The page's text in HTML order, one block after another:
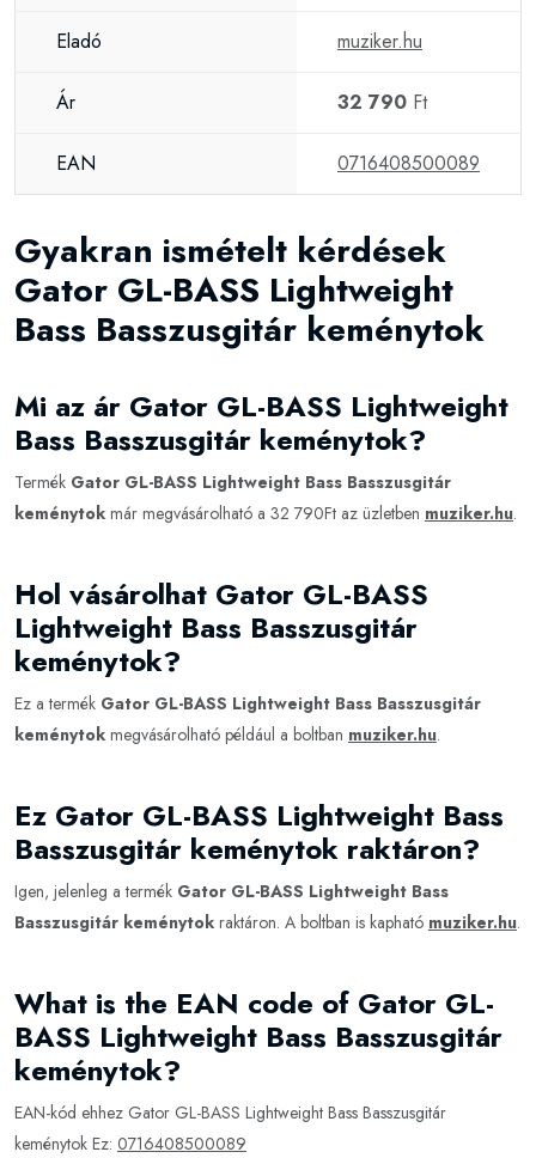
Eladó muziker.hu
Ár 32 790 Ft
EAN 0716408500089
Gyakran ismételt kérdések
Gator GL-BASS Lightweight
Bass Basszusgitár keménytok
Mi az ár Gator GL-BASS Lightweight
Bass Basszusgitár keménytok?
Termék Gator GL-BASS Lightweight Bass Basszusgitár
keménytok már megvásárolható a 32 790Ft az üzletben muziker.hu.
Hol vásárolhat Gator GL-BASS
Lightweight Bass Basszusgitár
keménytok?
Ez a termék Gator GL-BASS Lightweight Bass Basszusgitár
keménytok megvásárolható például a boltban muziker.hu.
Ez Gator GL-BASS Lightweight Bass
Basszusgitár keménytok raktáron?
Igen, jelenleg a termék Gator GL-BASS Lightweight Bass
Basszusgitár keménytok raktáron. A boltban is kapható muziker.hu.
What is the EAN code of Gator GL-
BASS Lightweight Bass Basszusgitár
keménytok?
EAN-kód ehhez Gator GL-BASS Lightweight Bass Basszusgitár
keménytok Ez: 0716408500089